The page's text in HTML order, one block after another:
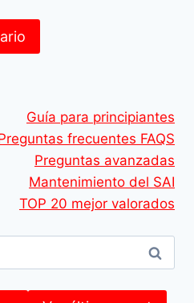
Guía para principiantes
frecuentes FAQS
Preguntas avanzadas
Mantenimiento del SAI
TOP 20 mejor valorados